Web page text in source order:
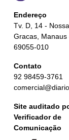
Endereço
Tv. D, 14 -
Gracas, Manaus
69055-010
Contato
92 98459-3761
Site auditado
Verificador de
Comunicação